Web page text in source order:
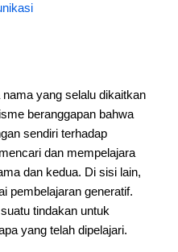
nama yang selalu dikaitkan
beranggapan bahwa
sendiri terhadap
dan mempelajara
dan kedua. Di sisi lain,
pembelajaran generatif.
tindakan untuk
yang telah dipelajari.